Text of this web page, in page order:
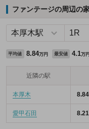
ファンテージの周辺の
平均値 8.84万円 最安値 4.1万円
近隣の駅
本厚木
愛甲石田